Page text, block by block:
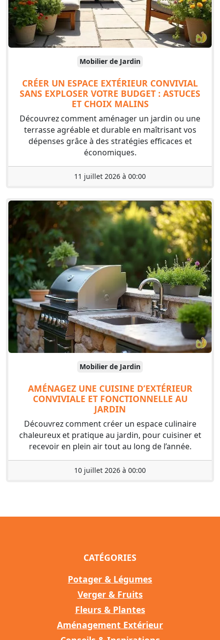
Mobilier de Jardin
CRÉER UN ESPACE EXTÉRIEUR CONVIVIAL
SANS EXPLOSER VOTRE BUDGET : ASTUCES
ET CHOIX MALINS
Découvrez comment aménager un jardin ou une
terrasse agréable et durable en maîtrisant vos
dépenses grâce à des stratégies efficaces et
économiques.
11 juillet 2026 à 00:00
Mobilier de Jardin
AMÉNAGEZ UNE CUISINE D’EXTÉRIEUR
CONVIVIALE ET FONCTIONNELLE AU
JARDIN
Découvrez comment créer un espace culinaire
chaleureux et pratique au jardin, pour cuisiner et
recevoir en plein air tout au long de l’année.
10 juillet 2026 à 00:00
CATÉGORIES
Potager & Légumes
Verger & Fruits
Fleurs & Plantes
Aménagement Extérieur